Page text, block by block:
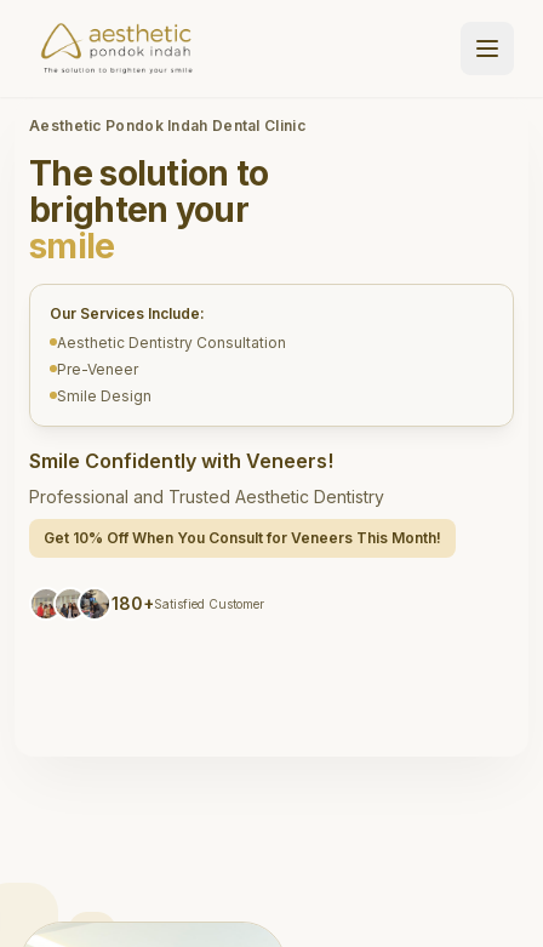
Aesthetic Pondok Indah Dental Clinic
The solution to
brighten your
smile
Our Services Include:
Aesthetic Dentistry Consultation
Pre-Veneer
Smile Design
Smile Confidently with Veneers!
Professional and Trusted Aesthetic Dentistry
Get 10% Off When You Consult for Veneers This Month!
180+Satisfied Customer